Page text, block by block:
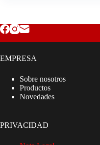
EMPRESA
Sobre nosotros
Productos
Novedades
PRIVACIDAD